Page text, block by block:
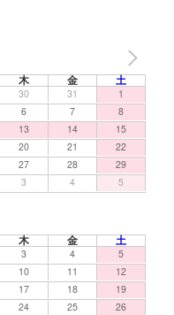
木 金 土
30 31
1
6 7
8
13 14
15
20 21
22
27 28
29
3 4 5
木 金 土
3 4
5
10 11
12
17 18
19
24 25 26